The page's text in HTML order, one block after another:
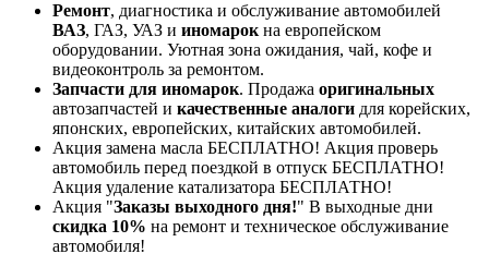
Ремонт, диагностика и обслуживание автомобилей
ВАЗ, ГАЗ, УАЗ и иномарокна европейском
оборудовании. Уютная зона ожидания, чай, кофе и
видеоконтроль за ремонтом.
Запчасти для иномарок. Продажа оригинальных
автозапчастей и качественные аналоги для корейских,
японских, европейских, китайских автомобилей.
Акция замена масла БЕСПЛАТНО! Акция проверь
автомобиль перед поездкой в отпуск БЕСПЛАТНО!
Акция удаление катализатора БЕСПЛАТНО!
Акция "Заказы выходного дня!" В выходные дни
скидка 10% на ремонт и техническое обслуживание
автомобиля!